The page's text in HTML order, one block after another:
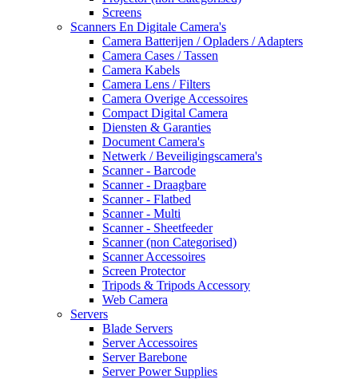
Screens
Scanners En Digitale Camera's
Camera Batterijen / Opladers / Adapters
Camera Cases / Tassen
Camera Kabels
Camera Lens / Filters
Camera Overige Accessoires
Compact Digital Camera
Diensten & Garanties
Document Camera's
Netwerk / Beveiligingscamera's
Scanner - Barcode
Scanner - Draagbare
Scanner - Flatbed
Scanner - Multi
Scanner - Sheetfeeder
Scanner (non Categorised)
Scanner Accessoires
Screen Protector
Tripods & Tripods Accessory
Web Camera
Servers
Blade Servers
Server Accessoires
Server Barebone
Server Power Supplies